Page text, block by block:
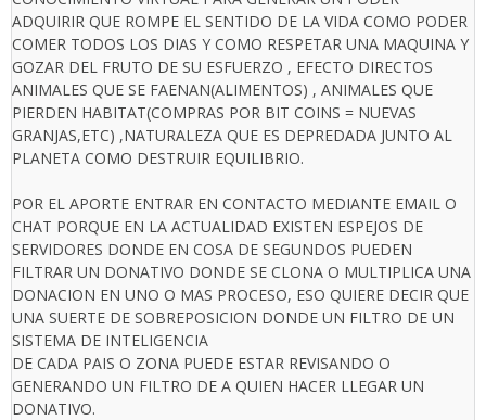
ADQUIRIR QUE ROMPE EL SENTIDO DE LA VIDA COMO PODER
COMER TODOS LOS DIAS Y COMO RESPETAR UNA MAQUINA Y
GOZAR DEL FRUTO DE SU ESFUERZO , EFECTO DIRECTOS
ANIMALES QUE SE FAENAN(ALIMENTOS) , ANIMALES QUE
PIERDEN HABITAT(COMPRAS POR BIT COINS = NUEVAS
GRANJAS,ETC) ,NATURALEZA QUE ES DEPREDADA JUNTO AL
PLANETA COMO DESTRUIR EQUILIBRIO.
POR EL APORTE ENTRAR EN CONTACTO MEDIANTE EMAIL O
CHAT PORQUE EN LA ACTUALIDAD EXISTEN ESPEJOS DE
SERVIDORES DONDE EN COSA DE SEGUNDOS PUEDEN
FILTRAR UN DONATIVO DONDE SE CLONA O MULTIPLICA UNA
DONACION EN UNO O MAS PROCESO, ESO QUIERE DECIR QUE
UNA SUERTE DE SOBREPOSICION DONDE UN FILTRO DE UN
SISTEMA DE INTELIGENCIA
DE CADA PAIS O ZONA PUEDE ESTAR REVISANDO O
GENERANDO UN FILTRO DE A QUIEN HACER LLEGAR UN
DONATIVO.